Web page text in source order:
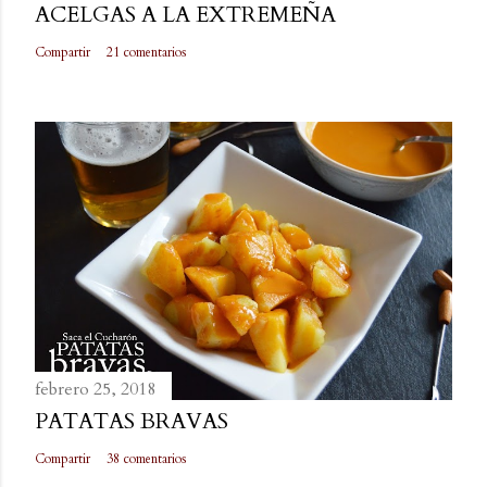
ACELGAS A LA EXTREMEÑA
Compartir 21 comentarios
febrero 25, 2018
PATATAS BRAVAS
Compartir 38 comentarios